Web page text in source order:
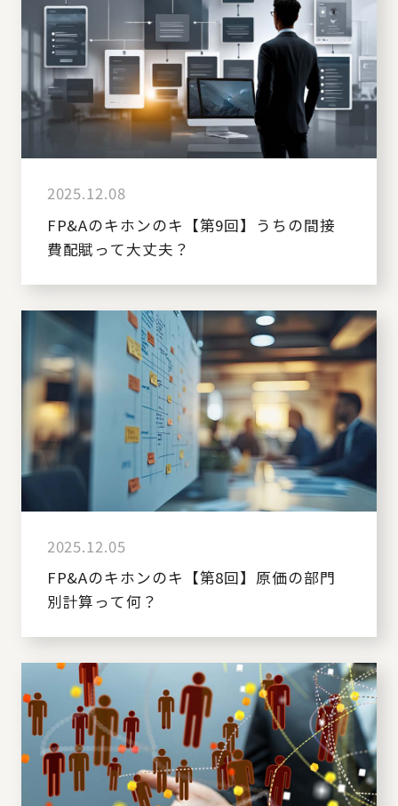
2025.12.08
FP&Aのキホンのキ【第9回】うちの間接
費配賦って大丈夫？
2025.12.05
FP&Aのキホンのキ【第8回】原価の部門
別計算って何？